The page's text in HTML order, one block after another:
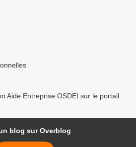
Aide Entreprise OSDEI sur le portail
blog sur Overblog